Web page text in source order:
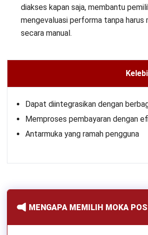
diakses kapan saja, membantu
mengevaluasi performa tanpa harus
secara manual.
Dapat diintegrasikan dengan
Memproses pembayaran dengan
Antarmuka yang ramah pengguna
MENGAPA MEMILIH MOKA